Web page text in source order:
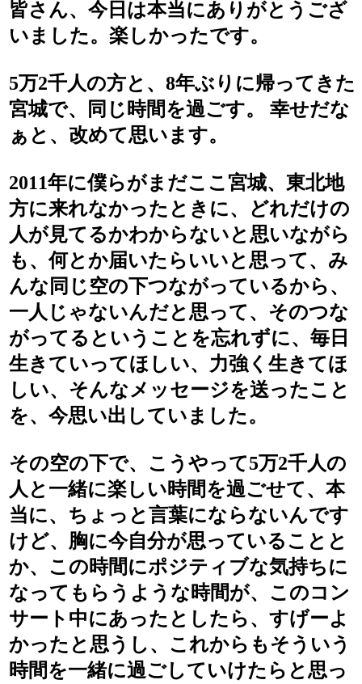
皆さん、今日は本当にありがとうござ
いました。楽しかったです。
5万2千人の方と、8年ぶりに帰ってきた
宮城で、同じ時間を過ごす。 幸せだな
ぁと、改めて思います。
2011年に僕らがまだここ宮城、東北地
方に来れなかったときに、どれだけの
人が見てるかわからないと思いながら
も、何とか届いたらいいと思って、み
んな同じ空の下つながっているから、
一人じゃないんだと思って、そのつな
がってるということを忘れずに、毎日
生きていってほしい、力強く生きてほ
しい、そんなメッセージを送ったこと
を、今思い出していました。
その空の下で、こうやって5万2千人の
人と一緒に楽しい時間を過ごせて、本
当に、ちょっと言葉にならないんです
けど、胸に今自分が思っていることと
か、この時間にポジティブな気持ちに
なってもらうような時間が、このコン
サート中にあったとしたら、すげーよ
かったと思うし、これからもそういう
時間を一緒に過ごしていけたらと思っ